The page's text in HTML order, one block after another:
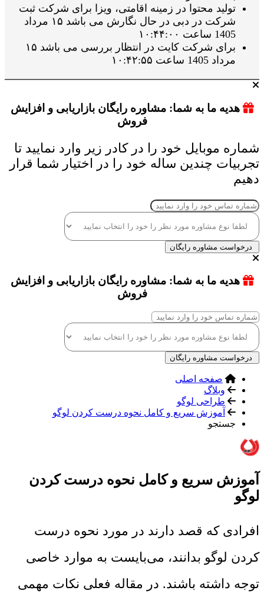
تولید محتوا در زمینه اقامتی، ویزا برای شرکت ثبت
شرکت در دبی در حال نگارش می باشد ۱۵ مرداد
1405 ساعت ۱۰:۴۴:۰۰
برای شرکت کایت در انتظار بررسی می باشد ۱۵
مرداد 1405 ساعت ۱۰:۴۲:۵۵
هدیه ما به شما: مشاوره رایگان بازاریابی و افزایش
فروش
شماره موبایل خود را در کادر زیر وارد نمایید تا
تجربیات چندین ساله خود را در اختیار شما قرار
دهیم
درخواست مشاوره رایگان
هدیه ما به شما: مشاوره رایگان بازاریابی و افزایش
فروش
درخواست مشاوره رایگان
صفحه اصلی
وبلاگ
طراحی لوگو
آموزش سریع و کامل نحوه درست کردن لوگو
جستجو
آموزش سریع و کامل نحوه درست کردن
لوگو
افرادی که قصد دارند در مورد نحوه درست
کردن لوگو بدانند، می‌بایست به موارد خاصی
توجه داشته باشند. در مقاله فعلی نکات مهمی